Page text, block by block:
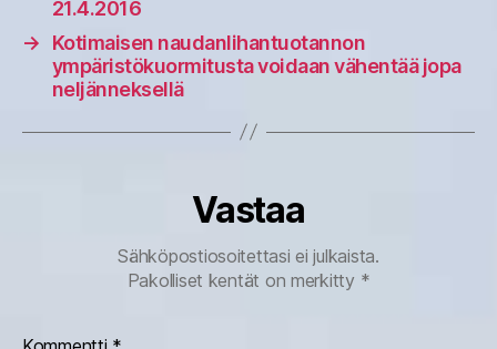
21.4.2016
→
Kotimaisen naudanlihantuotannon
ympäristökuormitusta voidaan vähentää jopa
neljänneksellä
Vastaa
Sähköpostiosoitettasi ei julkaista.
Pakolliset kentät on merkitty *